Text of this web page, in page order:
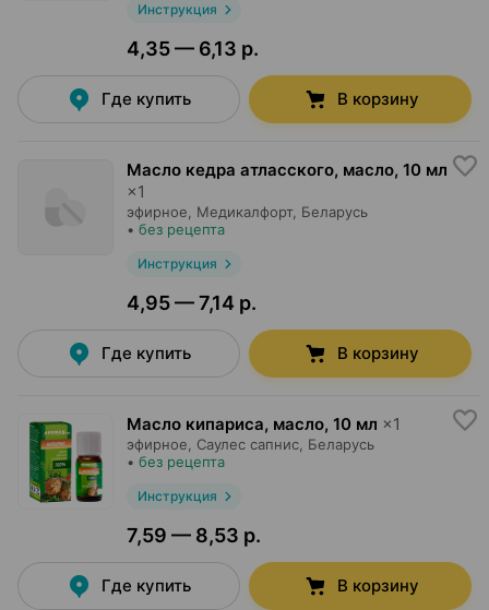
Инструкция
4,35 — 6,13 р.
Где купить В корзину
Масло кедра атласского, масло, 10 мл
×1
эфирное, Медикалфорт, Беларусь
• без рецепта
Инструкция
4,95 — 7,14 р.
Где купить В корзину
Масло кипариса, масло, 10 мл ×1
эфирное, Саулес сапнис , Беларусь
• без рецепта
Инструкция
7,59 — 8,53 р.
Где купить В корзину